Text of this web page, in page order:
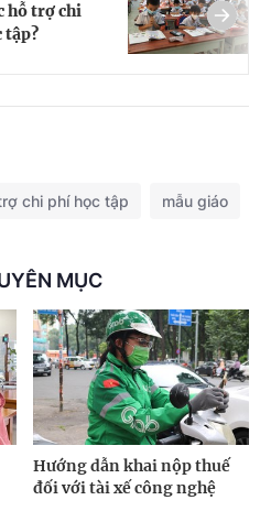
hỗ trợ chi
tập?
chi phí học tập mẫu giáo
MỤC
Hướng dẫn khai nộp thuế
đối với tài xế công nghệ